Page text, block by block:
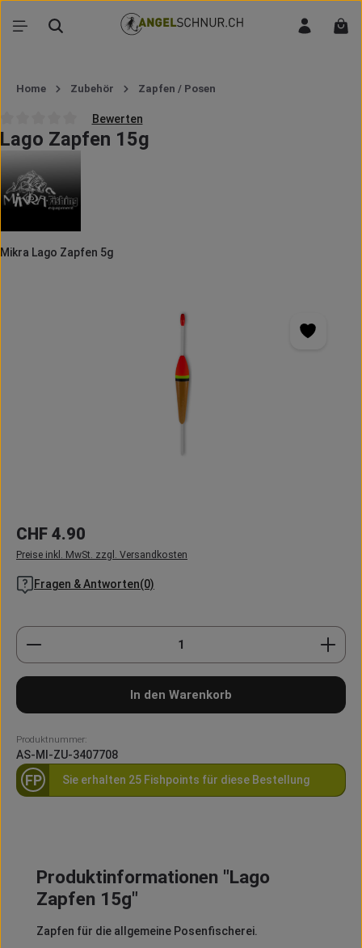
Zum Hauptinhalt springen
Home Zubehör Zapfen / Posen
Durchschnittliche Bewertung von 0 von 5 Sternen
Bewerten
Lago Zapfen 15g
Mikra Lago Zapfen 5g
Regulärer Preis:
CHF 4.90
Preise inkl. MwSt. zzgl. Versandkosten
Fragen & Antworten(0)
Produkt Anzahl: Gib den gewünschten Wert ein
In den Warenkorb
Produktnummer:
AS-MI-ZU-3407708
FP Sie erhalten 25 Fishpoints für diese Bestellung
Produktinformationen "Lago
Zapfen 15g"
Zapfen für die allgemeine Posenfischerei.